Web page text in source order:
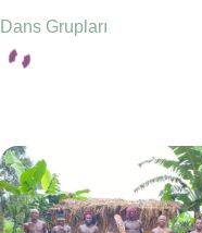
Dans Grupları